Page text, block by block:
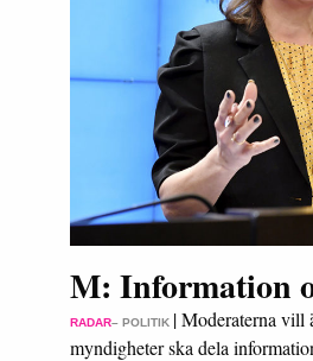
M: Information
RADAR– POLITIK |Moderaterna vill
myndigheter ska dela